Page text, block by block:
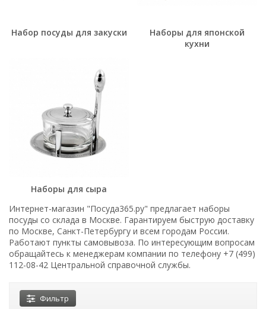
Набор посуды для закуски
Наборы для японской
кухни
Наборы для сыра
Интернет-магазин "Посуда365.ру" предлагает наборы
посуды со склада в Москве. Гарантируем быструю доставку
по Москве, Санкт-Петербургу и всем городам России.
Работают пункты самовывоза. По интересующим вопросам
обращайтесь к менеджерам компании по телефону +7 (499)
112-08-42 Центральной справочной службы.
Фильтр